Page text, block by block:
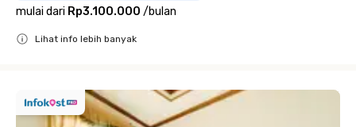
mulai dari Rp3.100.000 /bulan
Lihat info lebih banyak